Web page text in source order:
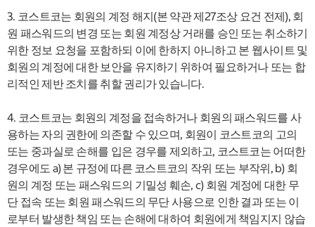
3. 코스트코는 회원의 계정 해지(본 약관 제27조상 요건 전제), 회
원 패스워드의 변경 또는 회원 계정상 거래를 승인 또는 취소하기
위한 정보 요청을 포함하되 이에 한하지 아니하고 본 웹사이트 및
회원의 계정에 대한 보안을 유지하기 위하여 필요하거나 또는 합
리적인 제반 조치를 취할 권리가 있습니다.
4. 코스트코는 회원의 계정을 접속하거나 회원의 패스워드를 사
용하는 자의 권한에 의존할 수 있으며, 회원이 코스트코의 고의
또는 중과실로 손해를 입은 경우를 제외하고, 코스트코는 어떠한
경우에도 a) 본 규정에 따른 코스트코의 작위 또는 부작위, b) 회
원의 계정 또는 패스워드의 기밀성 훼손, c) 회원 계정에 대한 무
단 접속 또는 회원 패스워드의 무단 사용으로 인한 결과 또는 이
로부터 발생한 책임 또는 손해에 대하여 회원에게 책임지지 않습